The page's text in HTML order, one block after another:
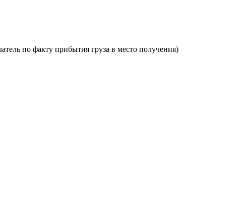
по факту прибытия груза в место получения)